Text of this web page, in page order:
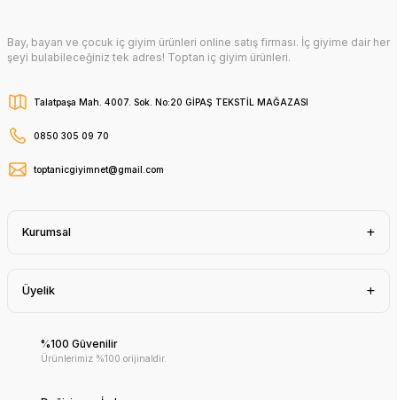
Bay, bayan ve çocuk iç giyim ürünleri online satış firması. İç giyime dair her
şeyi bulabileceğiniz tek adres! Toptan iç giyim ürünleri.
Talatpaşa Mah. 4007. Sok. No:20 GİPAŞ TEKSTİL MAĞAZASI
0850 305 09 70
toptanicgiyimnet@gmail.com
Kurumsal
Üyelik
%100 Güvenilir
Ürünlerimiz %100 orijinaldir.